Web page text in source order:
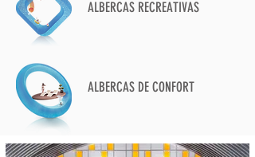
ALBERCAS RECREATIVAS
ALBERCAS DE CONFORT